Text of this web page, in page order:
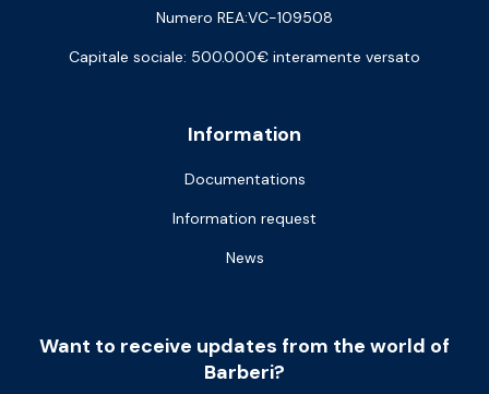
Information
Documentations
Information request
News
Numero REA:VC-109508
Capitale sociale: 500.000€ interamente versato
Want to receive updates from the world of
Barberi?